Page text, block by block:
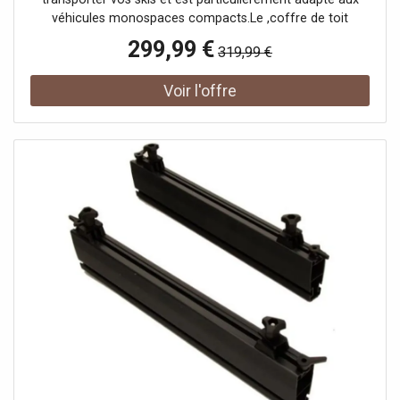
véhicules monospaces compacts.Le ,coffre de toit
NORAUTO ,est d' une facilité d'installation déconcertante.
En effet, son ,système Master Fit ,vous garantit
l'installation du coffre sans l'aide d'aucun outils et ce, en
seulement quelques minutes. ,Aucun perçage n'est à faire.
votre coffre, de serrer en tournant la molette et de
bloquer en appuyant sur la partie bleue. Pour déverrouiller,
il suffit d'appuyer sur la partie bleue et tourner la molette
dans l'autre sens. ,Afin de vous garantir une ,faible
résistance au vent, les ,coffres de toit NORAUTO
BERMUDE ,ont été conçus pour épouser au mieux
l'aérodynamisme de votre voiture. Grâce à la partie
inférieure du coffre de toit découpée, vous aurez
l'assurance d'une meilleure adhérence et ajustement sur
vos barres de toit. ,De plus, le ,coffre de toit BERMUDE
421L ,dispose d' une ,serrure centralisée et sécurisée 2
points ,assurant ainsi une fermeture simple et optimale.
Vous ne pourrez donc enlever la clé du coffre que
lorsqu'il est correctement fermé. Il n'y a ainsi aucun risque
299,99 € 319,99 €